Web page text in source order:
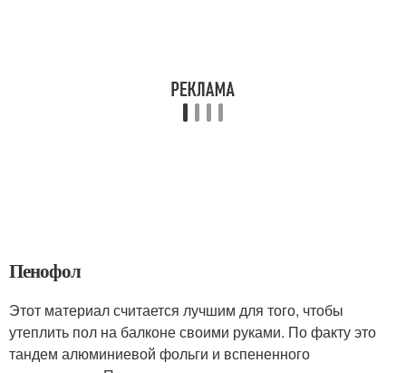
Пенофол
Этот материал считается лучшим для того, чтобы
утеплить пол на балконе своими руками. По факту это
тандем алюминиевой фольги и вспененного